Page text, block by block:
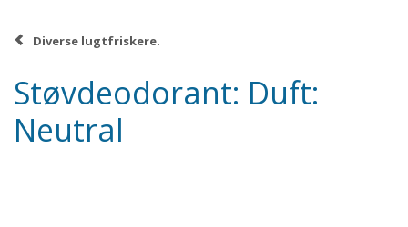
Diverse lugtfriskere.
Støvdeodorant: Duft:
Neutral